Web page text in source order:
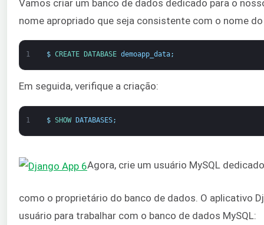
Vamos criar um banco de dados dedicado para o
nome apropriado que seja consistente com o nome
1 $ CREATE DATABASE demoapp_data;
Em seguida, verifique a criação:
1 $ SHOW DATABASES;
Agora, crie um usuário MySQL
como o proprietário do banco de dados. O aplicativo
usuário para trabalhar com o banco de dados MySQL: